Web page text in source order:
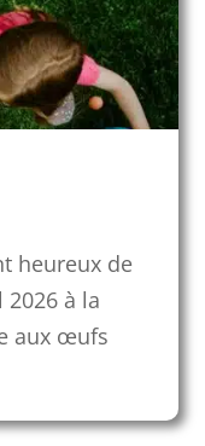
heureux de
à la
aux œufs